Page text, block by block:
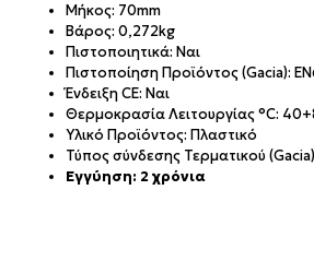
Μήκος: 70mm
Βάρος: 0,272kg
Πιστοποιητικά: Ναι
Πιστοποίηση Προϊόντος (Gacia):
Ένδειξη CE: Ναι
Θερμοκρασία Λειτουργίας °C:
Υλικό Προϊόντος: Πλαστικό
Τύπος σύνδεσης Τερματικού
Εγγύηση: 2 χρόνια